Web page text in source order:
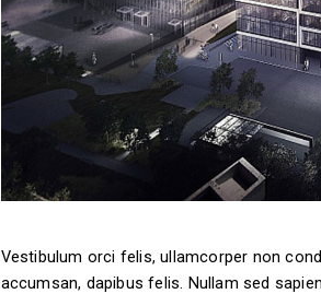
Vestibulum orci felis, ullamcorper non
accumsan, dapibus felis. Nullam sed